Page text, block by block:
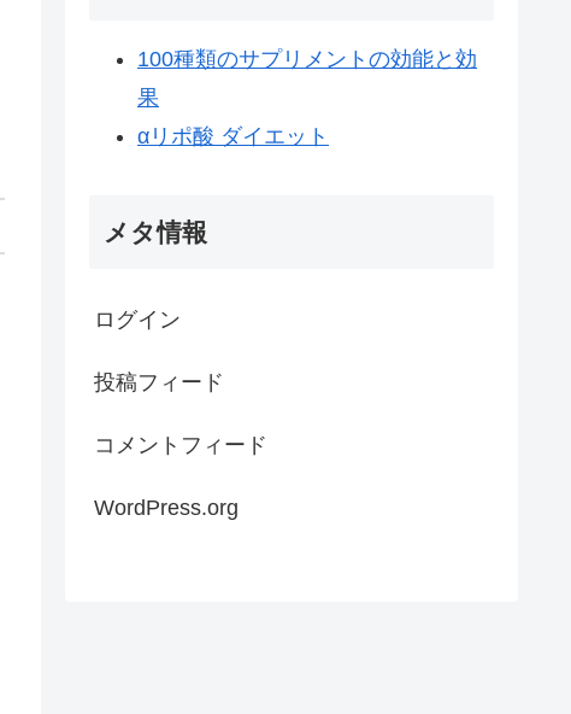
100種類のサプリメントの効能と効
果
αリポ酸 ダイエット
メタ情報
ログイン
投稿フィード
コメントフィード
WordPress.org